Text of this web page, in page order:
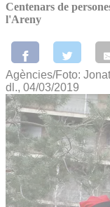
Centenars de
l'Areny
Agències/Foto:
dl., 04/03/2019